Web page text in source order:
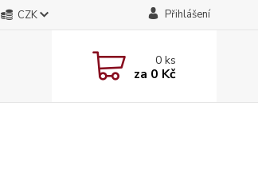
CZK Přihlášení
0ks
za 0 Kč